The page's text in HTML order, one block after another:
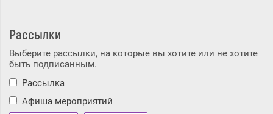
Рассылки
Выберите рассылки, на которые вы хотите или не хотите
быть подписанным.
Рассылка
Афиша мероприятий